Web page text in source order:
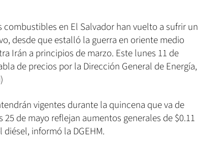
combustibles en El Salvador han vuelto a sufrir un
desde que estalló la guerra en oriente medio
Irán a principios de marzo. Este lunes 11 de
de precios por la Dirección General de Energía,
vigentes durante la quincena que va de
de mayo reflejan aumentos generales de $0.11
diésel, informó la DGEHM.